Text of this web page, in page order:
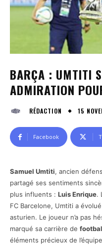
BARÇA : UMTITI
ADMIRATION
RÉDACTION 15
Facebook
Samuel Umtiti, ancien
partagé ses sentiments
plus influents : Luis Enrique.
FC Barcelone, Umtiti a
asturien. Le joueur n’a pas
marqué sa carrière de
éléments précieux de